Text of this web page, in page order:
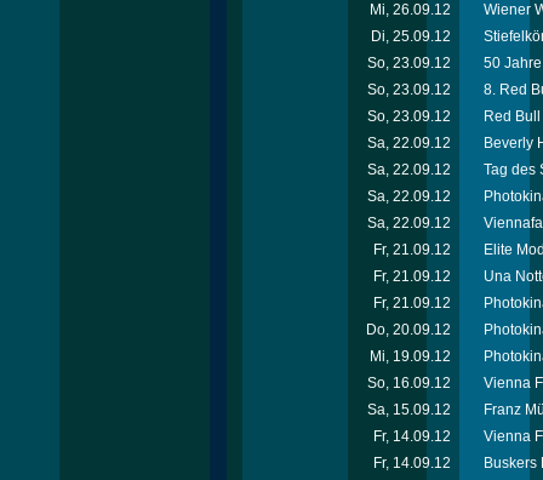
Mi, 26.09.12
Wiener
Di, 25.09.12
So, 23.09.12
50
So, 23.09.12
8. Red
So, 23.09.12
Red
Sa, 22.09.12
Beverly
Sa, 22.09.12
Tag des
Sa, 22.09.12
Sa, 22.09.12
Fr, 21.09.12
Elite
Fr, 21.09.12
Una
Fr, 21.09.12
Do, 20.09.12
Mi, 19.09.12
So, 16.09.12
Vienna
Sa, 15.09.12
Franz
Fr, 14.09.12
Vienna
Fr, 14.09.12
Buskers